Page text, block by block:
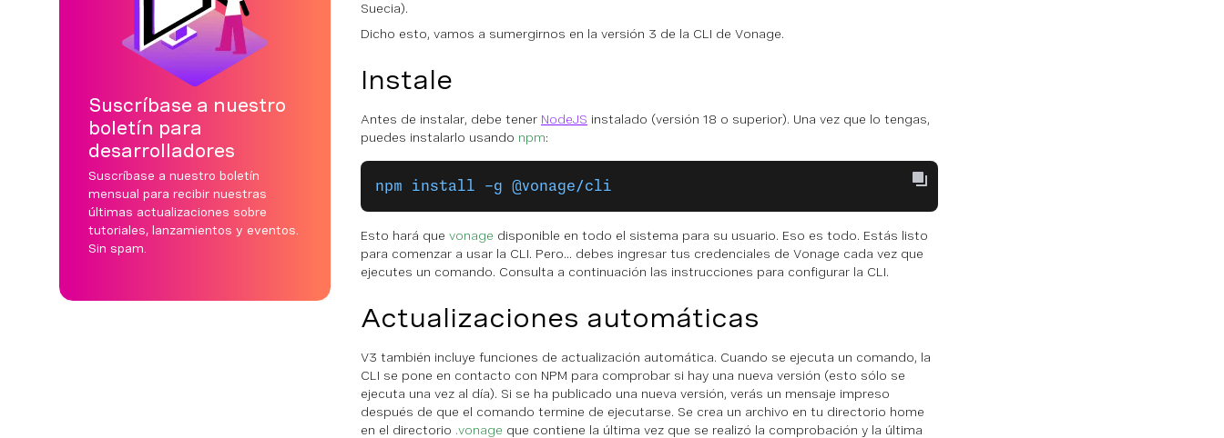
Suscríbase a nuestro
boletín para
desarrolladores
Suscríbase a nuestro boletín
mensual para recibir nuestras
últimas actualizaciones sobre
tutoriales, lanzamientos y eventos.
Sin spam.
Suecia).
Dicho esto, vamos a sumergirnos en la versión 3 de la CLI de Vonage.
Instale
Antes de instalar, debe tener NodeJS instalado (versión 18 o superior). Una vez que lo tengas,
puedes instalarlo usando npm:
npm install -g @vonage/cli
Esto hará que vonage disponible en todo el sistema para su usuario. Eso es todo. Estás listo
para comenzar a usar la CLI. Pero... debes ingresar tus credenciales de Vonage cada vez que
ejecutes un comando. Consulta a continuación las instrucciones para configurar la CLI.
Actualizaciones automáticas
V3 también incluye funciones de actualización automática. Cuando se ejecuta un comando, la
CLI se pone en contacto con NPM para comprobar si hay una nueva versión (esto sólo se
ejecuta una vez al día). Si se ha publicado una nueva versión, verás un mensaje impreso
después de que el comando termine de ejecutarse. Se crea un archivo en tu directorio home
en el directorio .vonage que contiene la última vez que se realizó la comprobación y la última